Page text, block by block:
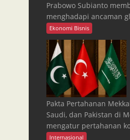
Prabowo Subianto
menghadapi ancaman
Ekonomi Bisnis
Pakta Pertahanan
Saudi, dan Pakistan di
mengatur pertahanan
Internasional